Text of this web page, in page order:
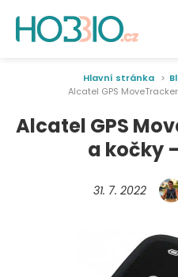
Hlavní stránka
Alcatel GPS
Alcatel GPS
a kočky –
31. 7. 2022